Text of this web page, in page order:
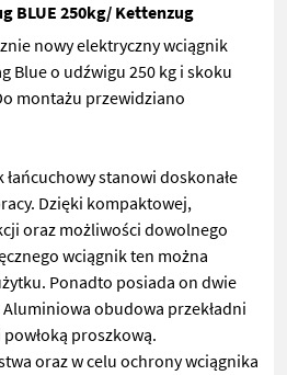
BLUE 250kg/ Kettenzug
nowy elektryczny wciągnik
Blue o udźwigu 250 kg i skoku
montażu przewidziano
stanowi doskonałe
Dzięki kompaktowej,
oraz możliwości dowolnego
wciągnik ten można
Ponadto posiada on dwie
obudowa przekładni
proszkową.
oraz w celu ochrony wciągnika